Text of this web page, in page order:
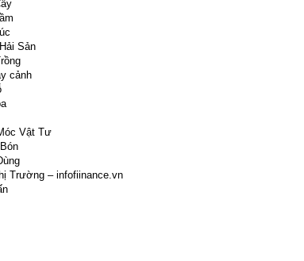
Sản
cảnh
Vật Tư
Trường – infofiinance.vn